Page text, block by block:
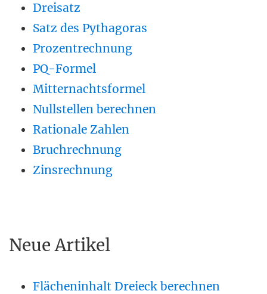
Dreisatz
Satz des Pythagoras
Prozentrechnung
PQ-Formel
Mitternachtsformel
Nullstellen berechnen
Rationale Zahlen
Bruchrechnung
Zinsrechnung
Neue Artikel
Flächeninhalt Dreieck berechnen